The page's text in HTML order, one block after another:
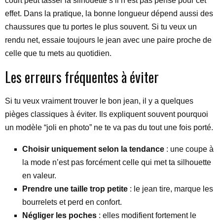
effet. Dans la pratique, la bonne longueur dépend aussi des
chaussures que tu portes le plus souvent. Si tu veux un
rendu net, essaie toujours le jean avec une paire proche de
celle que tu mets au quotidien.
Les erreurs fréquentes à éviter
Si tu veux vraiment trouver le bon jean, il y a quelques
pièges classiques à éviter. Ils expliquent souvent pourquoi
un modèle “joli en photo” ne te va pas du tout une fois porté.
Choisir uniquement selon la tendance : une coupe à
la mode n’est pas forcément celle qui met ta silhouette
en valeur.
Prendre une taille trop petite : le jean tire, marque les
bourrelets et perd en confort.
Négliger les poches : elles modifient fortement le